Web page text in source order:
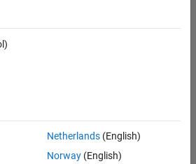
Netherlands(English)
Norway(English)